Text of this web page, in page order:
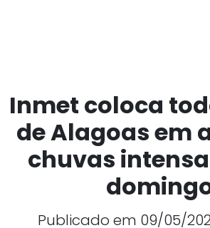
Inmet coloca
de Alagoas em
chuvas
Publicado em 09/05/